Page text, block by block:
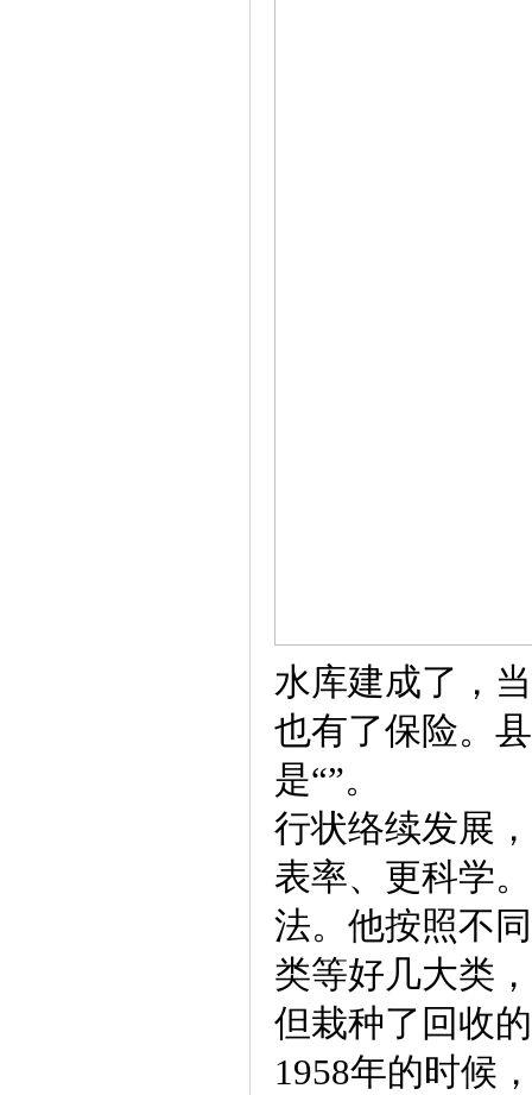
水库建成了，
也有了保险。
是“”。
行状络续发展
表率、更科学
法。他按照不
类等好几大类
但栽种了回收
1958年的时候